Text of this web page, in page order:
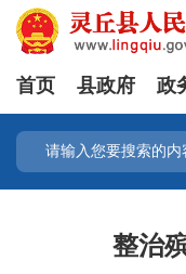
首页 县政府 政
整治